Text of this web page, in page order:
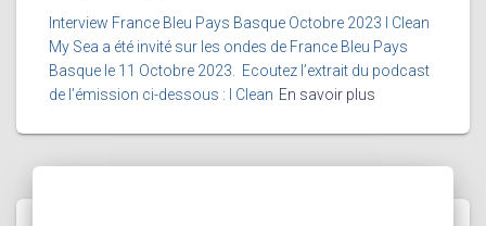
Interview France Bleu Pays Basque Octobre 2023 I Clean
My Sea a été invité sur les ondes de France Bleu Pays
Basque le 11 Octobre 2023. Ecoutez l’extrait du podcast
de l’émission ci-dessous : I Clean En savoir plus